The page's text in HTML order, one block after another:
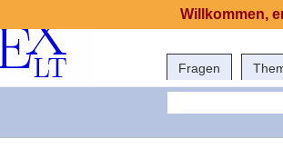
Fragen
Willkommen,